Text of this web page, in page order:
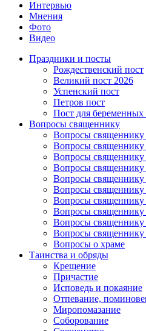
Интервью
Мнения
Фото
Видео
Праздники и посты
Рождественский пост
Великий пост 2026
Успенский пост
Петров пост
Пост для
Вопросы священнику
Вопросы священнику
Вопросы священнику
Вопросы священнику
Вопросы
Вопросы священнику
Вопросы священнику
Вопросы священнику
Вопросы
Вопросы
Вопросы священнику
Вопросы о храме
Таинства и обряды
Крещение
Причастие
Исповедь и покаяние
Отпевание,
Миропомазание
Соборование